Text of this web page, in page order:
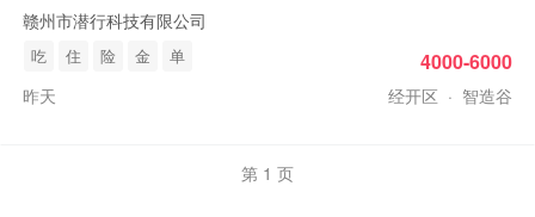
赣州市潜行科技有限公司
吃 住 险 金 单
昨天 经开区 · 智造谷
4000-6000
第 1 页